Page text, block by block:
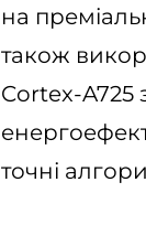
на
також
Cortex-A725
точні